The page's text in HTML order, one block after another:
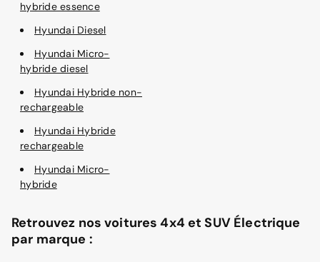
hybride essence
Hyundai Diesel
Hyundai Micro-
hybride diesel
Hyundai Hybride non-
rechargeable
Hyundai Hybride
rechargeable
Hyundai Micro-
hybride
Retrouvez nos voitures 4x4 et SUV Électrique
par marque :